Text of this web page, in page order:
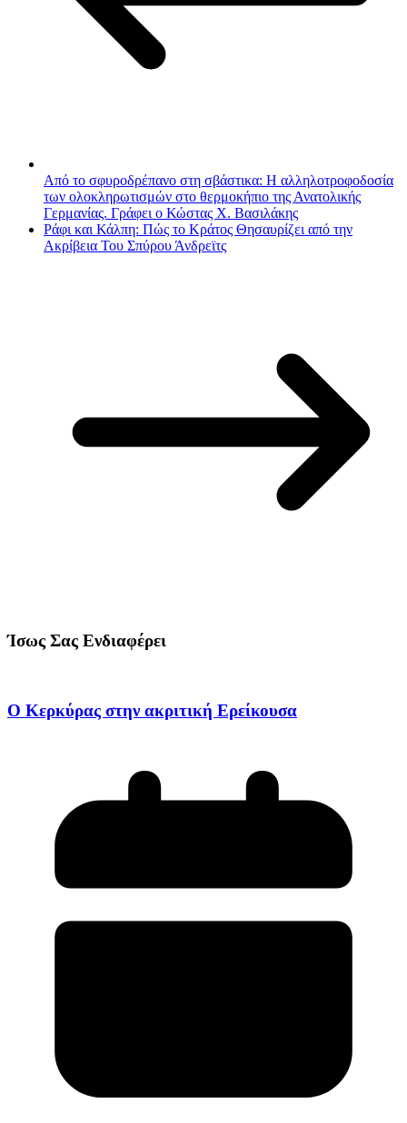
Από το σφυροδρέπανο στη σβάστικα: Η αλληλοτροφοδοσία
των ολοκληρωτισμών στο θερμοκήπιο της Ανατολικής
Γερμανίας. Γράφει ο Κώστας Χ. Βασιλάκης
Ράφι και Κάλπη: Πώς το Κράτος Θησαυρίζει από την
Ακρίβεια Του Σπύρου Άνδρεϊτς
Ίσως Σας Ενδιαφέρει
Ο Κερκύρας στην ακριτική Ερείκουσα